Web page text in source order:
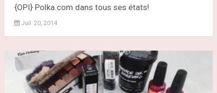
{OPI} Polka.com dans tous ses états!
Juil. 20, 2014